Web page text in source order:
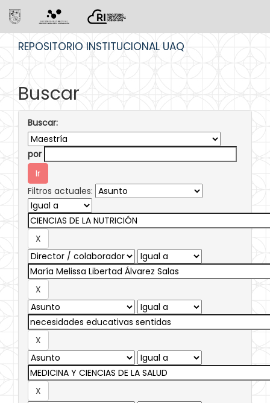
REPOSITORIO INSTITUCIONAL UAQ
Buscar
Buscar:
por
Filtros actuales: